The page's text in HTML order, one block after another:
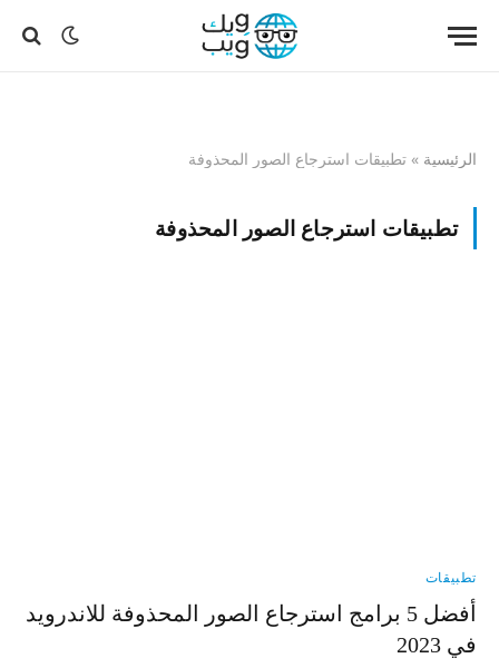
الرئيسية » تطبيقات استرجاع الصور المحذوفة
تطبيقات استرجاع الصور المحذوفة
تطبيقات
أفضل 5 برامج استرجاع الصور المحذوفة للاندرويد
في 2023